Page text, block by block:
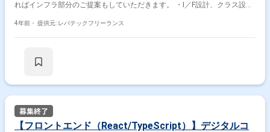
ればインフラ部分のご提案もしていただきます。 ・I／F設計、クラス設
すので、 フロントエンドに寄り添ったI／F設計が必要です
4年前・ 提供元: レバテックフリーランス
【フロントエンド（React/TypeScript）】デジタルコ